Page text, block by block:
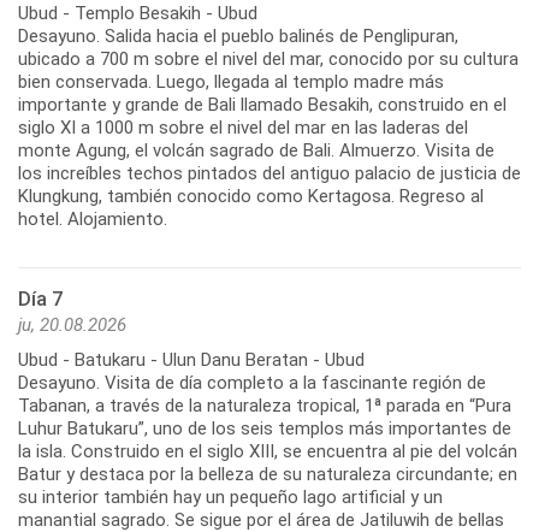
Ubud - Templo Besakih - Ubud
Desayuno. Salida hacia el pueblo balinés de Penglipuran,
ubicado a 700 m sobre el nivel del mar, conocido por su cultura
bien conservada. Luego, llegada al templo madre más
importante y grande de Bali llamado Besakih, construido en el
siglo XI a 1000 m sobre el nivel del mar en las laderas del
monte Agung, el volcán sagrado de Bali. Almuerzo. Visita de
los increíbles techos pintados del antiguo palacio de justicia de
Klungkung, también conocido como Kertagosa. Regreso al
hotel. Alojamiento.
Día 7
ju, 20.08.2026
Ubud - Batukaru - Ulun Danu Beratan - Ubud
Desayuno. Visita de día completo a la fascinante región de
Tabanan, a través de la naturaleza tropical, 1ª parada en “Pura
Luhur Batukaru”, uno de los seis templos más importantes de
la isla. Construido en el siglo XIII, se encuentra al pie del volcán
Batur y destaca por la belleza de su naturaleza circundante; en
su interior también hay un pequeño lago artificial y un
manantial sagrado. Se sigue por el área de Jatiluwih de bellas